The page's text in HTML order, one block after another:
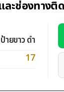
ะช่องทางติ
ป้ายขาว ดำ
17